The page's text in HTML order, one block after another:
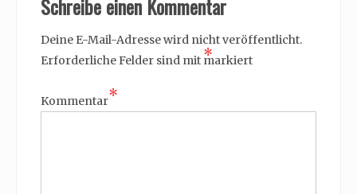
Schreibe einen Kommentar
Deine E-Mail-Adresse wird nicht veröffentlicht.
Erforderliche Felder sind mit *
markiert
Kommentar*